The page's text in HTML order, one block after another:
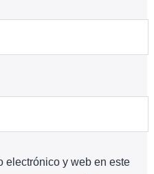
electrónico y web en este